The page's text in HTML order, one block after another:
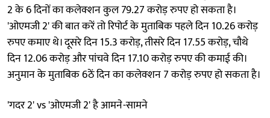
2 के 6 दिनों का कलेक्शन कुल 79.27 करोड़ रुपए हो सकता है।
'ओएमजी 2' की बात करें तो रिपोर्ट के मुताबिक पहले दिन 10.26 करोड़
रुपए कमाए थे। दूसरे दिन 15.3 करोड़, तीसरे दिन 17.55 करोड़, चौथे
दिन 12.06 करोड़ और पांचवे दिन 17.10 करोड़ रुपए की कमाई की।
अनुमान के मुताबिक 6ठें दिन का कलेक्शन 7 करोड़ रुपए हो सकता है।
'गदर 2' vs 'ओएमजी 2' है आमने-सामने